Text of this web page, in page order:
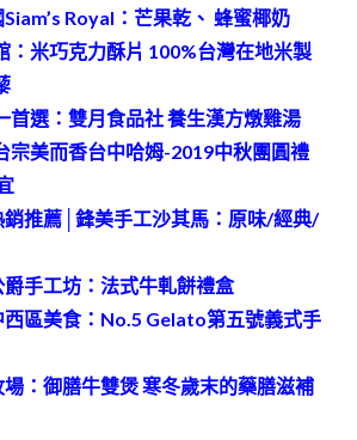
Royal：芒果乾、 蜂蜜椰奶
：米巧克力酥片 100%台灣在地米製
首選：雙月食品社 養生漢方燉雞湯
宗美而香台中哈姆-2019中秋團圓禮
推薦│鋒美手工沙其馬：原味/經典/
手工坊：法式牛軋餅禮盒
區美食：No.5 Gelato第五號義式手
：御膳牛雙煲 寒冬歲末的藥膳滋補